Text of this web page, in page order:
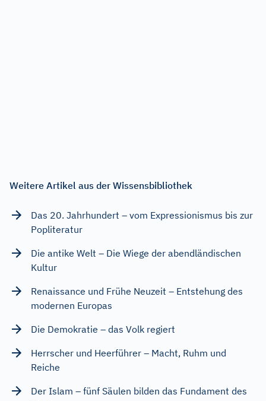
Weitere Artikel aus der Wissensbibliothek
Das 20. Jahrhundert – vom Expressionismus bis zur
Popliteratur
Die antike Welt – Die Wiege der abendländischen
Kultur
Renaissance und Frühe Neuzeit – Entstehung des
modernen Europas
Die Demokratie – das Volk regiert
Herrscher und Heerführer – Macht, Ruhm und
Reiche
Der Islam – fünf Säulen bilden das Fundament des